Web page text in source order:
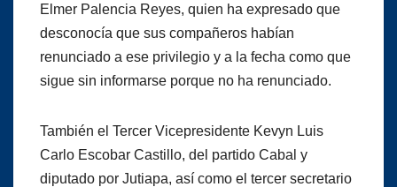
Elmer Palencia Reyes, quien ha expresado que
desconocía que sus compañeros habían
renunciado a ese privilegio y a la fecha como que
sigue sin informarse porque no ha renunciado.
También el Tercer Vicepresidente Kevyn Luis
Carlo Escobar Castillo, del partido Cabal y
diputado por Jutiapa, así como el tercer secretario